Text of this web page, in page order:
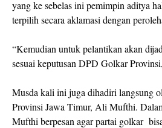
yang ke sebelas ini pemimpin aditya
terpilih secara aklamasi dengan
“Kemudian untuk pelantikan akan
sesuai keputusan DPD Golkar
Musda kali ini juga dihadiri langsung
Provinsi Jawa Timur, Ali Mufthi.
Mufthi berpesan agar partai golkar